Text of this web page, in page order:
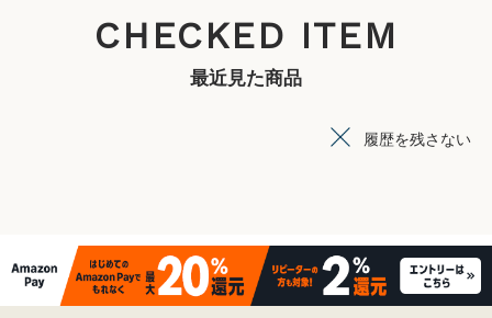
CHECKED ITEM
最近見た商品
履歴を残さない